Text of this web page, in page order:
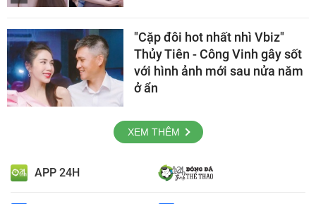
"Cặp đôi hot nhất nhì Vbiz"
Thủy Tiên - Công Vinh gây sốt
với hình ảnh mới sau nửa năm
ở ẩn
XEM THÊM
APP 24H